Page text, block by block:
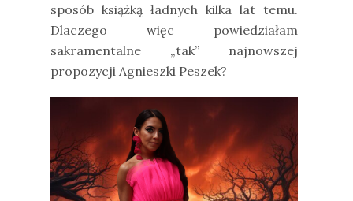
sposób książką ładnych kilka lat temu.
Dlaczego więc powiedziałam
sakramentalne „tak” najnowszej
propozycji Agnieszki Peszek?